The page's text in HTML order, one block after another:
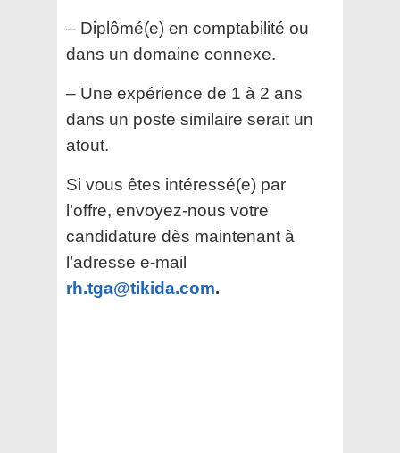
– Diplômé(e) en comptabilité ou
dans un domaine connexe.
– Une expérience de 1 à 2 ans
dans un poste similaire serait un
atout.
Si vous êtes intéressé(e) par
l’offre, envoyez-nous votre
candidature dès maintenant à
l’adresse e-mail
rh.tga@tikida.com.